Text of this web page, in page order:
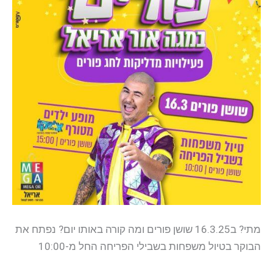
מתי? ב16.3.25 שושן פורים ומה קורה באותו יום? נפתח את
הבוקר בטיול משפחות בשבילי הפריחה החל מ-10:00